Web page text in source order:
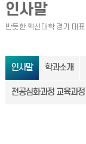
인사말
인사말 학과소개
전공심화과정 교육과정